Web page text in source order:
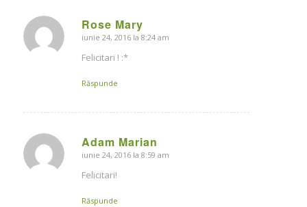
Rose Mary
says:
iunie 24, 2016 la 8:24 am
Felicitari ! :*
Răspunde
Adam Marian
says:
iunie 24, 2016 la 8:59 am
Felicitari!
Răspunde